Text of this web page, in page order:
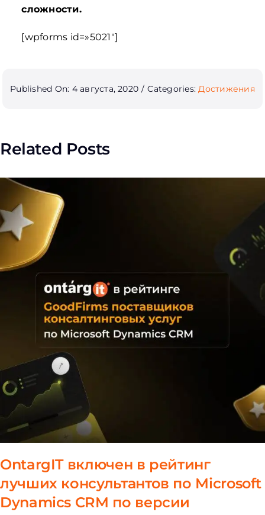
сложности.
[wpforms id=»5021″]
Published On: 4 августа, 2020 / Categories:Достижения
Related Posts
OntargIT включен в рейтинг
лучших консультантов по Microsoft
Dynamics CRM по версии